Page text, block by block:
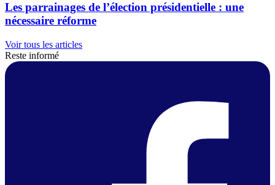
Les parrainages de l’élection présidentielle : une
nécessaire réforme
Voir tous les articles
Reste informé